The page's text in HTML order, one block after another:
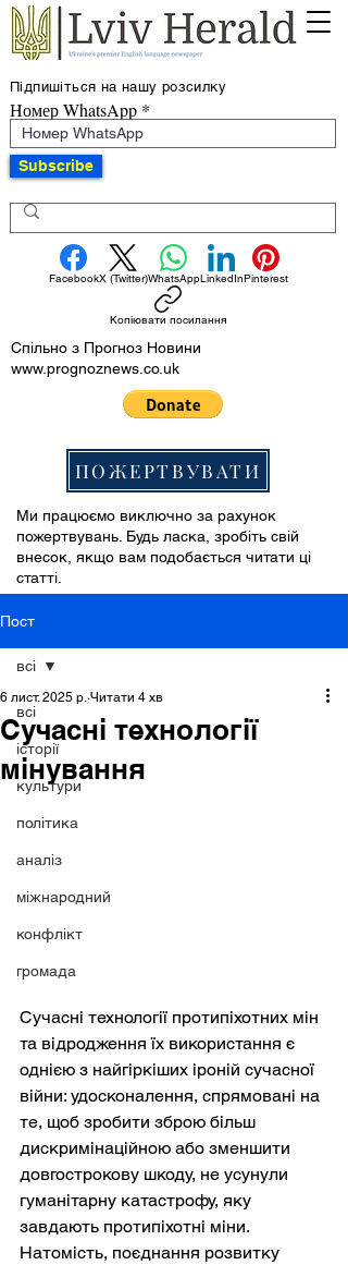
Підпишіться на нашу розсилку
Номер WhatsApp
Subscribe
FacebookX (Twitter)WhatsAppLinkedInPinterest
Копіювати посилання
Спільно з Прогноз Новини
www.prognoznews.co.uk
ПОЖЕРТВУВАТИ
Ми працюємо виключно за рахунок
пожертвувань. Будь ласка, зробіть свій
внесок, якщо вам подобається читати ці
статті.
Пост
всі
історії
культури
політика
аналіз
міжнародний
конфлікт
громада
всі
Сучасні технології
мінування
6 лист. 2025 р. Читати 4 хв
Сучасні технології протипіхотних мін
та відродження їх використання є
однією з найгіркіших іроній сучасної
війни: удосконалення, спрямовані на
те, щоб зробити зброю більш
дискримінаційною або зменшити
довгострокову шкоду, не усунули
гуманітарну катастрофу, яку
завдають протипіхотні міни.
Натомість, поєднання розвитку